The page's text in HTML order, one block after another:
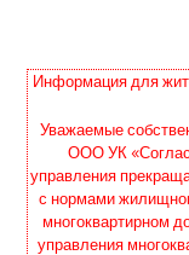
Информация для
Уважаемые
ООО УК
управления
с нормами
многоквартирном
управления